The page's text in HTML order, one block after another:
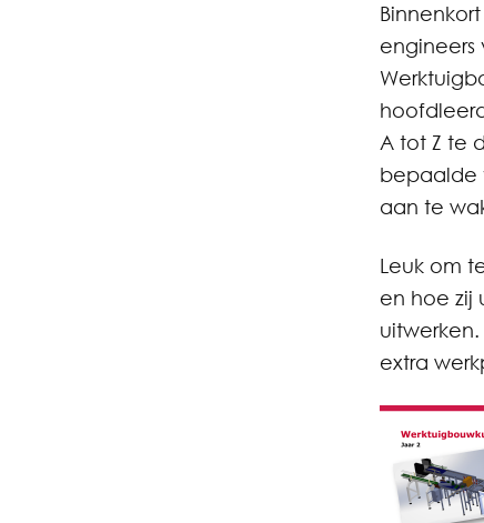
A tot Z te
bepaalde
aan te
Leuk om
en hoe zij
extra